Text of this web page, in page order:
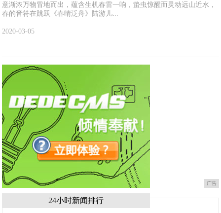
意渐浓万物冒地而出，蕴含生机春雷一响，蛰虫惊醒而灵动远山近水，
春的音符在跳跃《春晴泛舟》陆游儿...
2020-03-05
广告
24小时新闻排行